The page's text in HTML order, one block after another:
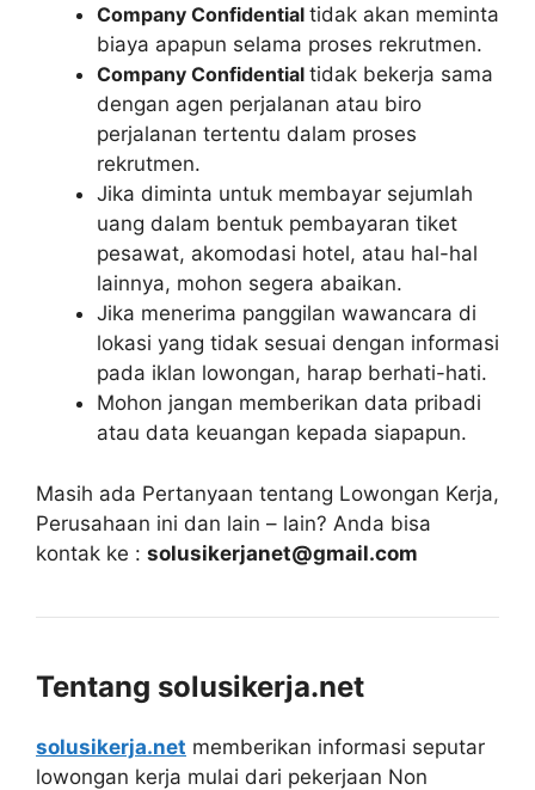
Company Confidential tidak akan meminta
biaya apapun selama proses rekrutmen.
Company Confidential tidak bekerja sama
dengan agen perjalanan atau biro
perjalanan tertentu dalam proses
rekrutmen.
Jika diminta untuk membayar sejumlah
uang dalam bentuk pembayaran tiket
pesawat, akomodasi hotel, atau hal-hal
lainnya, mohon segera abaikan.
Jika menerima panggilan wawancara di
lokasi yang tidak sesuai dengan informasi
pada iklan lowongan, harap berhati-hati.
Mohon jangan memberikan data pribadi
atau data keuangan kepada siapapun.
Masih ada Pertanyaan tentang Lowongan Kerja,
Perusahaan ini dan lain – lain? Anda bisa
kontak ke : solusikerjanet@gmail.com
Tentang solusikerja.net
solusikerja.net memberikan informasi seputar
lowongan kerja mulai dari pekerjaan Non